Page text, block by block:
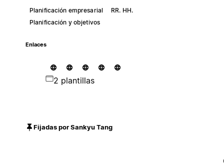
Planificación empresarial
RR. HH.
Planificación y objetivos
Enlaces
2 plantillas
Fijadas por Sankyu Tang